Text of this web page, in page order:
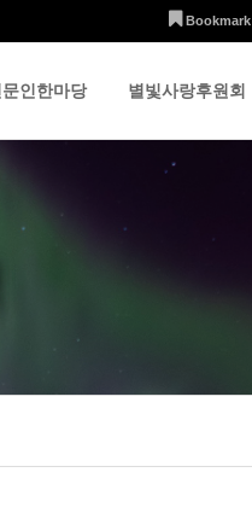
Bookmark
문인한마당 별빛사랑후원회